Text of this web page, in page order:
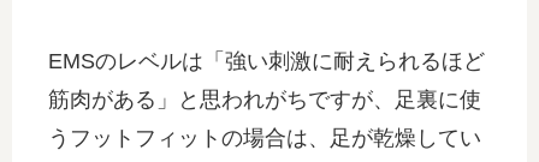
EMSのレベルは「強い刺激に耐えられるほど
筋肉がある」と思われがちですが、足裏に使
うフットフィットの場合は、足が乾燥してい